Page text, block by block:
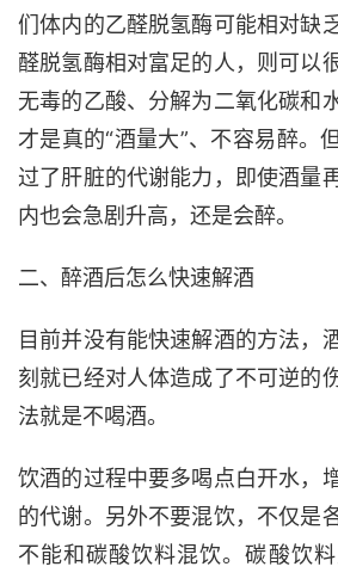
们体内的乙醛脱氢酶可能相对缺
醛脱氢酶相对富足的人，则可以
无毒的乙酸、分解为二氧化碳和
才是真的“酒量大”、不容易醉。
过了肝脏的代谢能力，即使酒量
内也会急剧升高，还是会醉。
二、醉酒后怎么快速解酒
目前并没有能快速解酒的方法，
刻就已经对人体造成了不可逆的
法就是不喝酒。
饮酒的过程中要多喝点白开水，
的代谢。另外不要混饮，不仅是
不能和碳酸饮料混饮。碳酸饮